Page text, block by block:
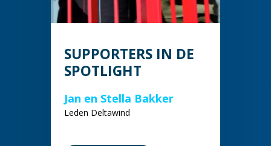
SUPPORTERS IN DE
SPOTLIGHT
Jan en Stella Bakker
Leden Deltawind